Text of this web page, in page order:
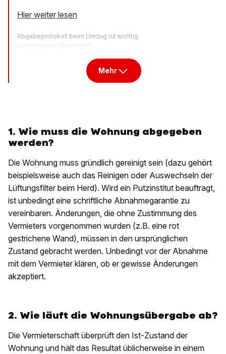
Hier weiter lesen
Abgabeprotokoll beim Umzug ist wichtig
Getty Images/Westend61
Mehr
1. Wie muss die Wohnung abgegeben
werden?
Die Wohnung muss gründlich gereinigt sein (dazu gehört
beispielsweise auch das Reinigen oder Auswechseln der
Lüftungsfilter beim Herd). Wird ein Putzinstitut beauftragt,
ist unbedingt eine schriftliche Abnahmegarantie zu
vereinbaren. Änderungen, die ohne Zustimmung des
Vermieters vorgenommen wurden (z.B. eine rot
gestrichene Wand), müssen in den ursprünglichen
Zustand gebracht werden. Unbedingt vor der Abnahme
mit dem Vermieter klären, ob er gewisse Änderungen
akzeptiert.
2. Wie läuft die Wohnungsübergabe ab?
Die Vermieterschaft überprüft den Ist-Zustand der
Wohnung und hält das Resultat üblicherweise in einem